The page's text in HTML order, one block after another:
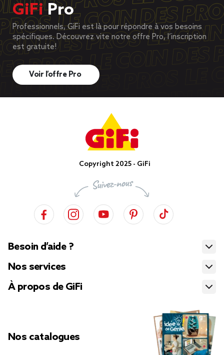
GiFiPro
Professionnels, GiFi est là pour répondre à vos besoins
spécifiques. Découvrez vite notre offre Pro, l’inscription
est gratuite!
Voir l’offre Pro
Copyright 2025 - GiFi
Besoin d’aide ?
Nos services
À propos de GiFi
Nos catalogues